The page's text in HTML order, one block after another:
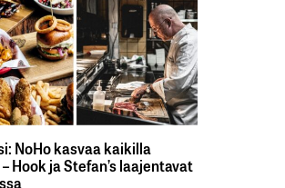
NoHo kasvaa kaikilla
Hook ja Stefan’s laajentavat